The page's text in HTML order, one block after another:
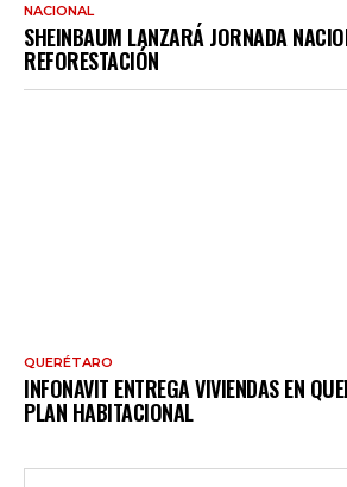
NACIONAL
SHEINBAUM LANZARÁ JORNADA
REFORESTACIÓN
QUERÉTARO
INFONAVIT ENTREGA VIVIENDAS EN
PLAN HABITACIONAL